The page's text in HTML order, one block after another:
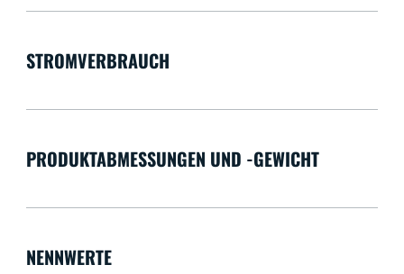
STROMVERBRAUCH
PRODUKTABMESSUNGEN UND -GEWICHT
NENNWERTE